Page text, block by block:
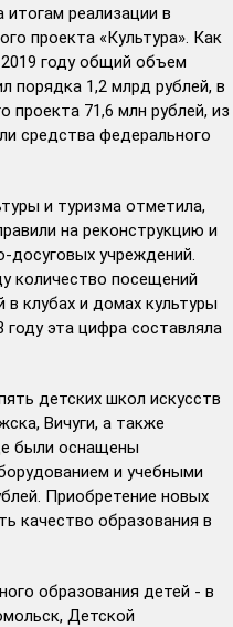
реализации в
проекта «Культура». Как
году общий объем
порядка 1,2 млрд рублей, в
проекта 71,6 млн рублей, из
средства федерального
и туризма отметила,
на реконструкцию и
досуговых учреждений.
количество посещений
клубах и домах культуры
году эта цифра составляла
детских школ искусств
Вичуги, а также
были оснащены
и учебными
Приобретение новых
качество образования в
образования детей - в
Детской